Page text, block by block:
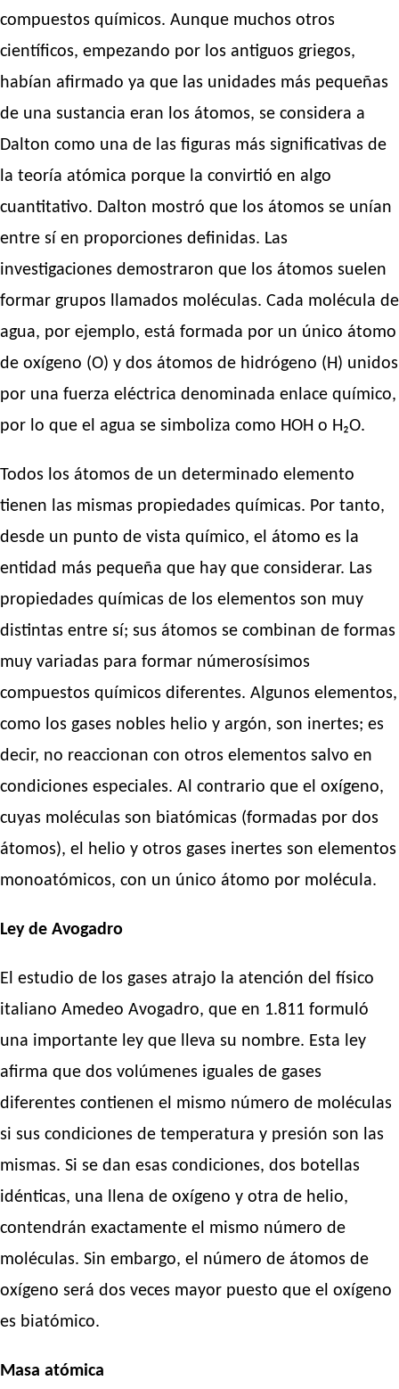
compuestos químicos. Aunque muchos otros
científicos, empezando por los antiguos griegos,
habían afirmado ya que las unidades más pequeñas
de una sustancia eran los átomos, se considera a
Dalton como una de las figuras más significativas de
la teoría atómica porque la convirtió en algo
cuantitativo. Dalton mostró que los átomos se unían
entre sí en proporciones definidas. Las
investigaciones demostraron que los átomos suelen
formar grupos llamados moléculas. Cada molécula de
agua, por ejemplo, está formada por un único átomo
de oxígeno (O) y dos átomos de hidrógeno (H) unidos
por una fuerza eléctrica denominada enlace químico,
por lo que el agua se simboliza como HOH o H₂O.
Todos los átomos de un determinado elemento
tienen las mismas propiedades químicas. Por tanto,
desde un punto de vista químico, el átomo es la
entidad más pequeña que hay que considerar. Las
propiedades químicas de los elementos son muy
distintas entre sí; sus átomos se combinan de formas
muy variadas para formar númerosísimos
compuestos químicos diferentes. Algunos elementos,
como los gases nobles helio y argón, son inertes; es
decir, no reaccionan con otros elementos salvo en
condiciones especiales. Al contrario que el oxígeno,
cuyas moléculas son biatómicas (formadas por dos
átomos), el helio y otros gases inertes son elementos
monoatómicos, con un único átomo por molécula.
Ley de Avogadro
El estudio de los gases atrajo la atención del físico
italiano Amedeo Avogadro, que en 1.811 formuló
una importante ley que lleva su nombre. Esta ley
afirma que dos volúmenes iguales de gases
diferentes contienen el mismo número de moléculas
si sus condiciones de temperatura y presión son las
mismas. Si se dan esas condiciones, dos botellas
idénticas, una llena de oxígeno y otra de helio,
contendrán exactamente el mismo número de
moléculas. Sin embargo, el número de átomos de
oxígeno será dos veces mayor puesto que el oxígeno
es biatómico.
Masa atómica